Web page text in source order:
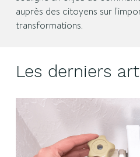
auprès des citoyens sur
transformations.
Les derniers